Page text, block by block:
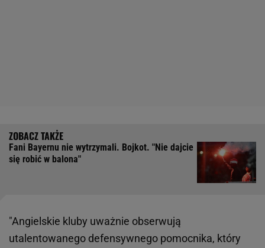
Fani Bayernu nie wytrzymali. Bojkot. "Nie dajcie
się robić w balona"
"Angielskie kluby uważnie obserwują
utalentowanego defensywnego pomocnika, który